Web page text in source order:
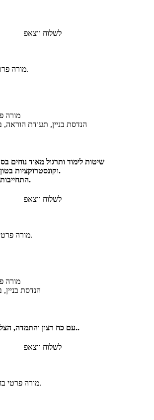
לשלוח ווצאפ
מורה
הנדסת בניין, תעודת הוראה,
שיטות לימוד ותרגול מאוד נוחים
וקונסטרוקציות בטון. הכנה למבחני מה״ט.
התחייבות לרמה הגבוהה ביותר.
לשלוח ווצאפ
מורה
הנדסת
עם כח רצון והתמדה, הצלחה בטוחה בעזרת ה׳..
לשלוח ווצאפ